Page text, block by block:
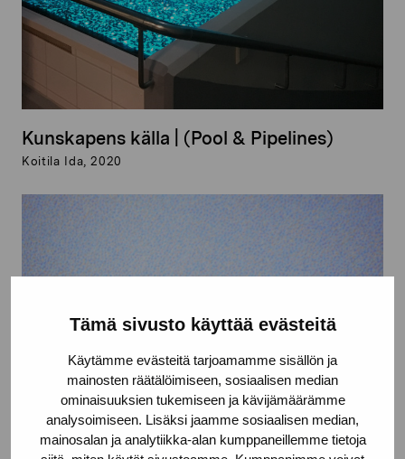
Tämä sivusto käyttää evästeitä
Käytämme evästeitä tarjoamamme sisällön ja
mainosten räätälöimiseen, sosiaalisen median
ominaisuuksien tukemiseen ja kävijämäärämme
analysoimiseen. Lisäksi jaamme sosiaalisen median,
mainosalan ja analytiikka-alan kumppaneillemme tietoja
Kunskapens källa | (Pool & Pipelines)
Koitila Ida, 2020